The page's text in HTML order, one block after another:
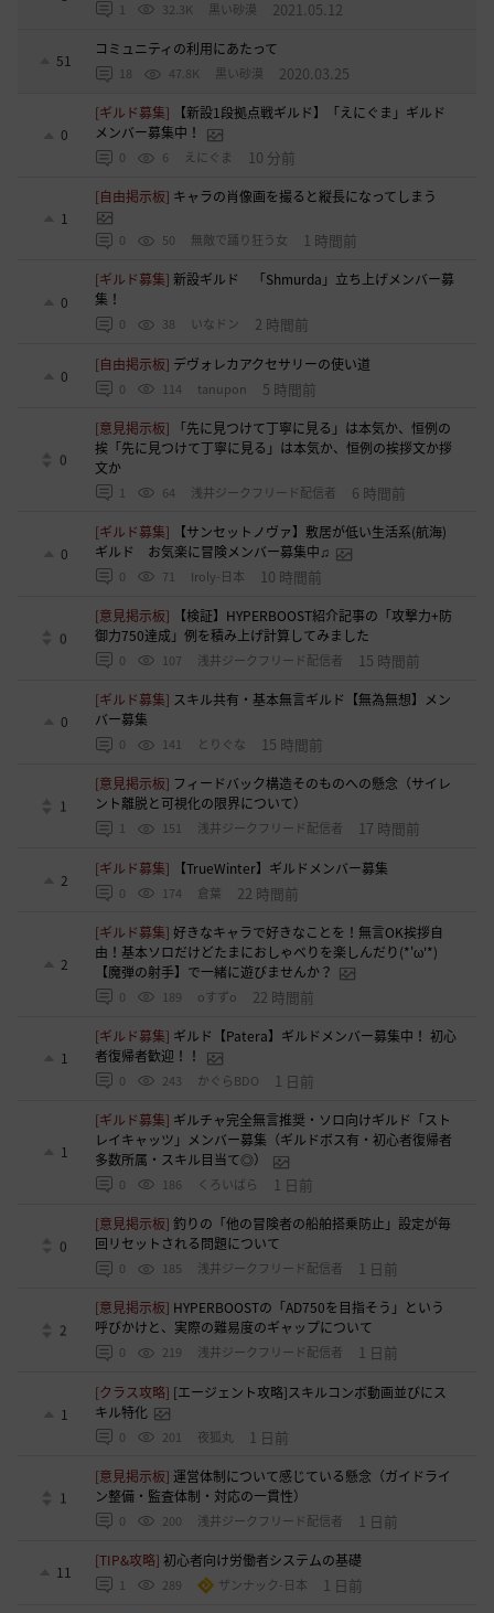
1 32.3K 黒い砂漠 2021.05.12
51
コミュニティの利用にあたって
18 47.8K 黒い砂漠 2020.03.25
0
[ギルド募集]
【新設1段拠点戦ギルド】「えにぐま」ギルド
メンバー募集中！
0 6 えにぐま 10 分前
1
[自由掲示板] キャラの肖像画を撮ると縦長になってしまう
0 50 無敵で踊り狂う女 1 時間前
0
[ギルド募集]新設ギルド 「Shmurda」立ち上げメンバー募
集！
0 38 いなドン 2 時間前
0
[自由掲示板] デヴォレカアクセサリーの使い道
0 114 tanupon 5 時間前
0
[意見掲示板]
「先に見つけて丁寧に見る」は本気か、恒例の
挨「先に見つけて丁寧に見る」は本気か、恒例の挨拶文か拶
文か
1 64 浅井ジークフリード配信者 6 時間前
0
[ギルド募集]
【サンセットノヴァ】敷居が低い生活系(航海)
ギルド お気楽に冒険メンバー募集中♫
0 71 Iroly-日本 10 時間前
0
[意見掲示板]
【検証】HYPERBOOST紹介記事の「攻撃力+防
御力750達成」例を積み上げ計算してみました
0 107 浅井ジークフリード配信者 15 時間前
0
[ギルド募集] スキル共有・基本無言ギルド【無為無想】メン
バー募集
0 141 とりぐな 15 時間前
1
[意見掲示板] フィードバック構造そのものへの懸念（サイレ
ント離脱と可視化の限界について）
1 151 浅井ジークフリード配信者 17 時間前
2
[ギルド募集] 【TrueWinter】ギルドメンバー募集
0 174 倉葉 22 時間前
2
[ギルド募集]好きなキャラで好きなことを！無言OK挨拶自
由！基本ソロだけどたまにおしゃべりを楽しんだり(*'ω'*)
【魔弾の射手】で一緒に遊びませんか？
0 189 oすずo 22 時間前
1
[ギルド募集] ギルド【Patera】ギルドメンバー募集中！ 初心
者復帰者歓迎！！
0 243 かぐらBDO 1 日前
1
[ギルド募集] ギルチャ完全無言推奨・ソロ向けギルド「スト
レイキャッツ」メンバー募集（ギルドボス有・初心者復帰者
多数所属・スキル目当て◎）
0 186 くろいばら 1 日前
0
[意見掲示板]釣りの「他の冒険者の船舶搭乗防止」設定が毎
回リセットされる問題について
0 185 浅井ジークフリード配信者 1 日前
2
[意見掲示板] HYPERBOOSTの「AD750を目指そう」という
呼びかけと、実際の難易度のギャップについて
0 219 浅井ジークフリード配信者 1 日前
1
[クラス攻略] [エージェント攻略]スキルコンボ動画並びにス
キル特化
0 201 夜狐丸 1 日前
1
[意見掲示板]運営体制について感じている懸念（ガイドライ
ン整備・監査体制・対応の一貫性）
0 200 浅井ジークフリード配信者 1 日前
11
[TIP&攻略]初心者向け労働者システムの基礎
1 289 ザンナック-日本 1 日前